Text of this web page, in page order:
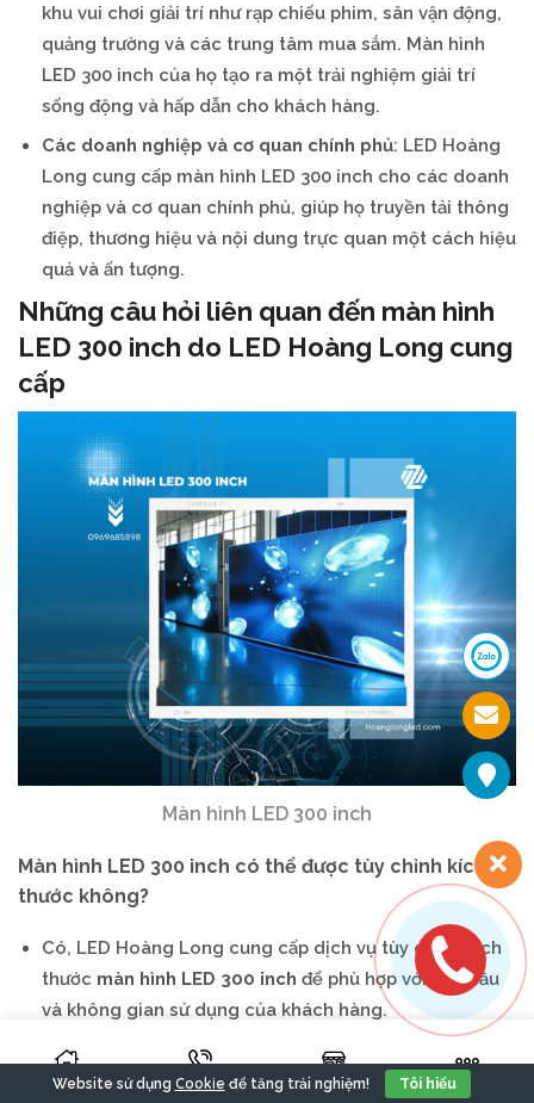
khu vui chơi giải trí như rạp chiếu phim, sân vận động,
quảng trường và các trung tâm mua sắm. Màn hình
LED 300 inch của họ tạo ra một trải nghiệm giải trí
sống động và hấp dẫn cho khách hàng.
Các doanh nghiệp và cơ quan chính phủ: LED Hoàng
Long cung cấp màn hình LED 300 inch cho các doanh
nghiệp và cơ quan chính phủ, giúp họ truyền tải thông
điệp, thương hiệu và nội dung trực quan một cách hiệu
quả và ấn tượng.
Những câu hỏi liên quan đến màn hình
LED 300 inch do LED Hoàng Long cung
cấp
Màn hình LED 300 inch
Màn hình LED 300 inch có thể được tùy chỉnh kích
thước không?
Có, LED Hoàng Long cung cấp dịch vụ tùy chỉnh kích
thước màn hình LED 300 inch để phù hợp với yêu cầu
và không gian sử dụng của khách hàng.
Màn hình LED 300 inch có tính năng linh hoạt
không?
Website sử dụng Cookie để tăng trải nghiệm! Tôi hiểu